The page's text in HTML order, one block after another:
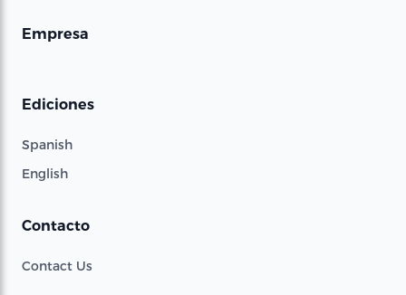
Empresa
Ediciones
Spanish
English
Contacto
Contact Us